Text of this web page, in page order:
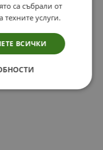
са събрали от
услуги.
ВСИЧКИ